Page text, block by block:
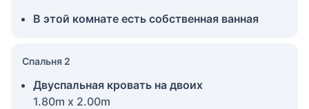
В этой комнате есть собственная ванная
Спальня 2
Двуспальная кровать на двоих
1.80m x 2.00m